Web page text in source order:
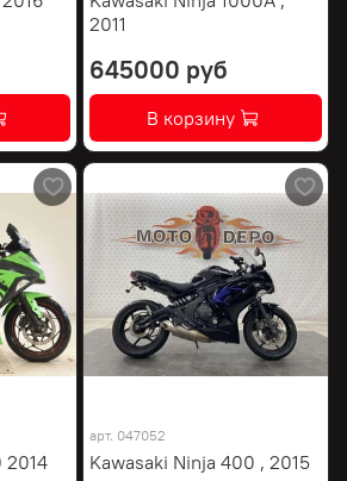
2011
645000 руб
В корзину
2014
арт. 047052
Kawasaki Ninja 400 , 2015